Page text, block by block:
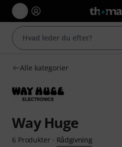
Alle kategorier
Way Huge
6 Produkter· Rådgivning